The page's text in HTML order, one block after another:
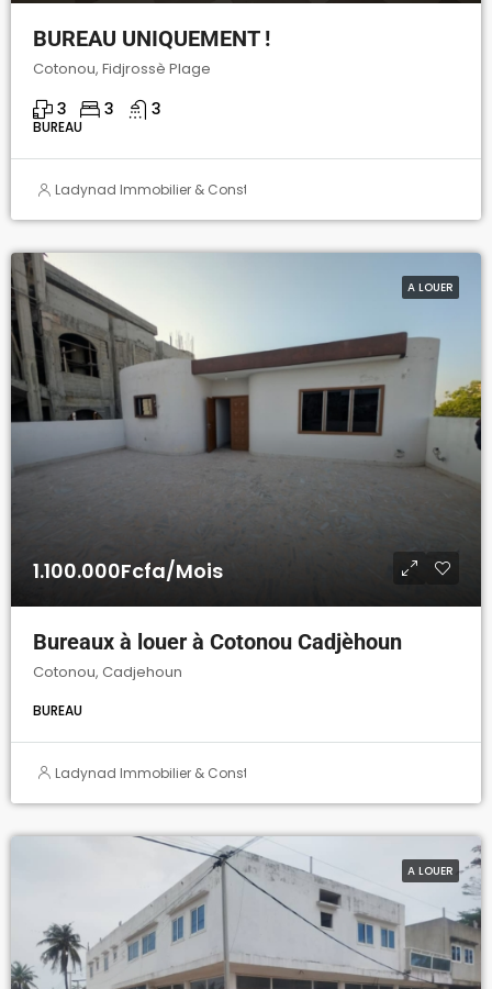
BUREAU UNIQUEMENT !
Cotonou, Fidjrossè Plage
3 3 3
BUREAU
Ladynad Immobilier & Construction
A LOUER
1.100.000Fcfa/Mois
Bureaux à louer à Cotonou Cadjèhoun
Cotonou, Cadjehoun
BUREAU
Ladynad Immobilier & Construction
A LOUER